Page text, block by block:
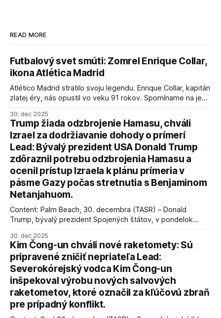
READ MORE
Futbalový svet smúti: Zomrel Enrique Collar,
ikona Atlética Madrid
Atlético Madrid stratilo svoju legendu. Enrique Collar, kapitán
zlatej éry, nás opustil vo veku 91 rokov. Spomíname na jeho
30. dec 2025
Trump žiada odzbrojenie Hamasu, chváli
Izrael za dodržiavanie dohody o prímerí
Lead: Bývalý prezident USA Donald Trump
zdôraznil potrebu odzbrojenia Hamasu a
ocenil prístup Izraela k plánu prímeria v
pásme Gazy počas stretnutia s Benjaminom
Netanjahuom.
Content: Palm Beach, 30. decembra (TASR) – Donald
Trump, bývalý prezident Spojených štátov, v pondelok
kľúčové pre úspešné dosiahnutie prímeria v Gaze. Agentúra
AFP informuje, že Trump vyjadril presvedčenie, že Izrael plní
podmienky dohody o prí
30. dec 2025
Kim Čong-un chváli nové raketomety: Sú
pripravené zničiť nepriateľa Lead:
Severokórejský vodca Kim Čong-un
inšpekoval výrobu nových salvových
raketometov, ktoré označil za kľúčovú zbraň
pre prípadný konflikt.